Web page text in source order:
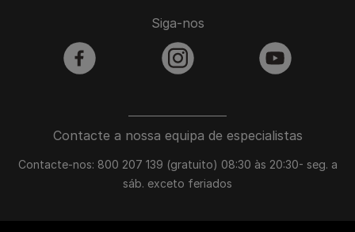
Contacte a nossa equipa de especialistas
Contacte-nos: 800 207 139 (gratuito) 08:30 às 20:30- seg. a
sáb. exceto feriados
Siga-nos
facebook instagram youtube